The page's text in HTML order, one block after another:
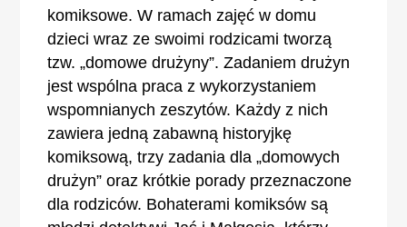
komiksowe. W ramach zajęć w domu
dzieci wraz ze swoimi rodzicami tworzą
tzw. „domowe drużyny”. Zadaniem drużyn
jest wspólna praca z wykorzystaniem
wspomnianych zeszytów. Każdy z nich
zawiera jedną zabawną historyjkę
komiksową, trzy zadania dla „domowych
drużyn” oraz krótkie porady przeznaczone
dla rodziców. Bohaterami komiksów są